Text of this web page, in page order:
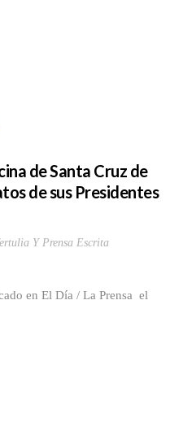
de Santa Cruz de
de sus Presidentes
Y Prensa Escrita
en El Día / La Prensa el